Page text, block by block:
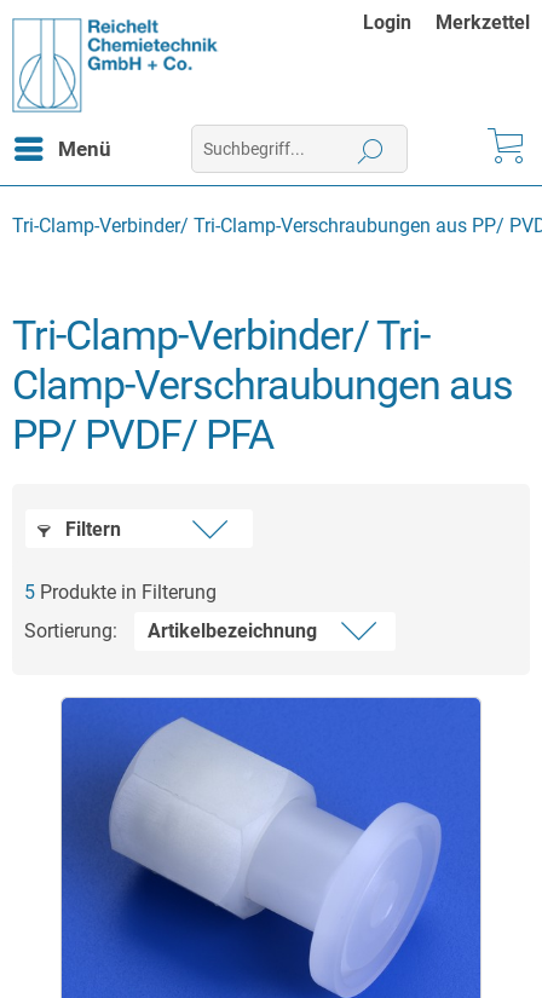
Login Merkzettel
Menü
Tri-Clamp-Verbinder/ Tri-Clamp-Verschraubungen aus PP/
Tri-Clamp-Verbinder/ Tri-
Clamp-Verschraubungen aus
PP/ PVDF/ PFA
Filtern
5 Produkte in Filterung
Sortierung: